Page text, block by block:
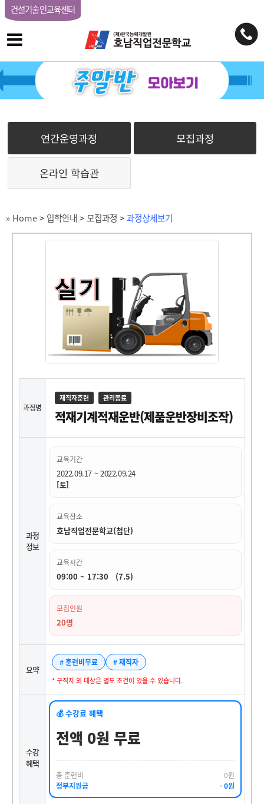
건설기술인교육센터
연간운영과정 모집과정
온라인 학습관
» Home> 입학안내 >모집과정 >과정상세보기
과정명
재직자훈련 관리종료
적재기계적재운반(제품운반장비조작)
과정
정보
교육기간
2022.09.17 ~ 2022.09.24
[토]
교육장소
호남직업전문학교(첨단)
교육시간
09:00 ~ 17:30 (7.5)
모집인원
20명
요약
# 훈련비무료 # 재직자
* 구직자 외 대상은 별도 조건이 있을 수 있습니다.
수강
혜택
💰 수강료 혜택
전액 0원 무료
총 훈련비
0원
정부지원금
- 0원